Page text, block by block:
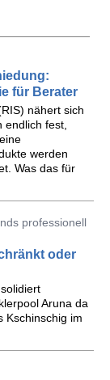
für Berater
nähert sich
fest,
werden
Was das für
professionell
oder
Aruna da
Kschinschig im